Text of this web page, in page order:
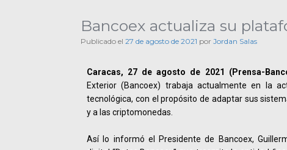
Bancoex actualiza su
Publicado el 27 de agosto de 2021 por Jordan Salas
Caracas, 27 de agosto de 2021 (Prensa-
Exterior (Bancoex) trabaja actualmente en la
tecnológica, con el propósito de adaptar sus
y a las criptomonedas.
Así lo informó el Presidente de Bancoex,